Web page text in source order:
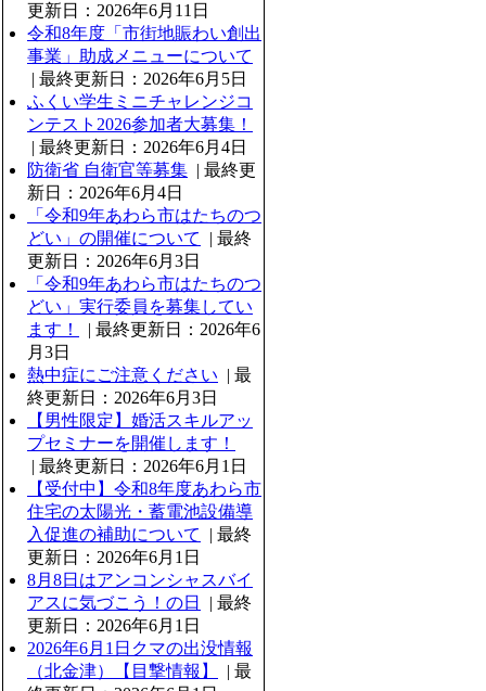
更新日：2026年6月11日
令和8年度「市街地賑わい創出
事業」助成メニューについて
| 最終更新日：2026年6月5日
ふくい学生ミニチャレンジコ
ンテスト2026参加者大募集！
| 最終更新日：2026年6月4日
防衛省 自衛官等募集 | 最終更
新日：2026年6月4日
「令和9年あわら市はたちのつ
どい」の開催について
| 最終
更新日：2026年6月3日
「令和9年あわら市はたちのつ
どい」実行委員を募集してい
ます！
| 最終更新日：2026年6
月3日
熱中症にご注意ください | 最
終更新日：2026年6月3日
【男性限定】婚活スキルアッ
プセミナーを開催します！
| 最終更新日：2026年6月1日
【受付中】令和8年度あわら市
住宅の太陽光・蓄電池設備導
入促進の補助について
| 最終
更新日：2026年6月1日
8月8日はアンコンシャスバイ
アスに気づこう！の日
| 最終
更新日：2026年6月1日
2026年6月1日クマの出没情報
（北金津）【目撃情報】
| 最